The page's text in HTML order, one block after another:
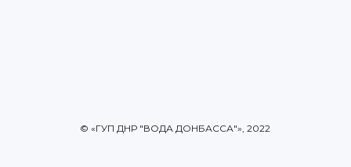
© «ГУП ДНР "ВОДА ДОНБАССА"», 2022